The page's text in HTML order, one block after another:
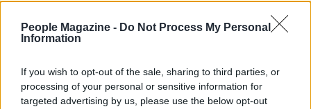
People Magazine - Do Not Process My Personal
Information
If you wish to opt-out of the sale, sharing to third parties, or
processing of your personal or sensitive information for
targeted advertising by us, please use the below opt-out
mantenere l’appeal di Milano come destinazione
In conclusione, il mercato immobiliare di lusso a
Milano presenta opportunità uniche per investitori e